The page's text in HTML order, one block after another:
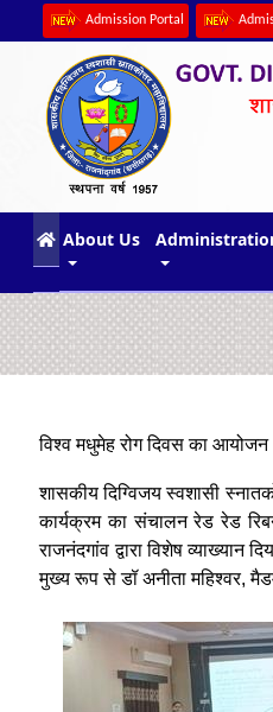
Admission Portal
(current)
About Us
विश्व मधुमेह रोग दिवस का आयोजन
शासकीय दिग्विजय स्वशासी
कार्यक्रम का संचालन रेड रेड
राजनंदगांव द्वारा विशेष व्याख्यान
मुख्य रूप से डॉ अनीता महिश्वर,